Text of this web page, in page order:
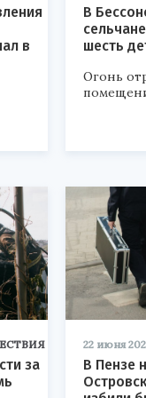
в
В
шесть
Огонь
за
22 июня
В Пензе